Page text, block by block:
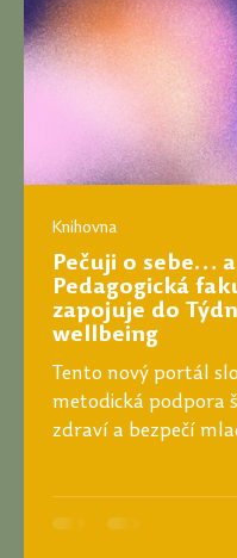
Pečuji o sebe… a
Pedagogická
zapojuje do
wellbeing
Tento nový portál
metodická podpora
zdraví a bezpečí
Knihovna